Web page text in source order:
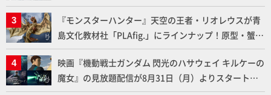
劇中どおりのプロポーションを再現【機動戦士Zガン
ダム】
『モンスターハンター』天空の王者・リオレウスが青
島文化教材社「PLAfig.」にラインナップ！原型・蟹蟲
修造氏の彩色作例で超ハイディテールかつ躍動感に満
ちた造形をチェック
映画『機動戦士ガンダム 閃光のハサウェイ キルケーの
魔女』の見放題配信が8月31日（月）よりスタート！
Prime Videoで国内独占配信